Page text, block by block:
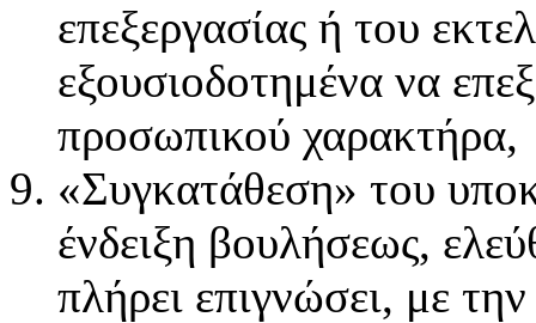
επεξεργασίας ή του
εξουσιοδοτημένα να
προσωπικού χαρακτήρα,
«Συγκατάθεση» του
ένδειξη βουλήσεως,
πλήρει επιγνώσει, με